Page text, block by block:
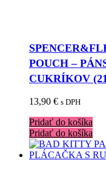
POUCH –
CUKRÍKOV
13,90 € s DPH
Pridať do košíka
Pridať do košíka